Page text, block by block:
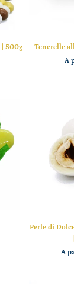
| 500g
Tenerelle
A
Perle di
A